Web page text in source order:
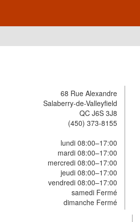
68 Rue Alexandre
Salaberry-de-Valleyfield
QC J6S 3J8
(450) 373-8155
lundi 08:00–17:00
mardi 08:00–17:00
mercredi 08:00–17:00
jeudi 08:00–17:00
vendredi 08:00–17:00
samedi Fermé
dimanche Fermé